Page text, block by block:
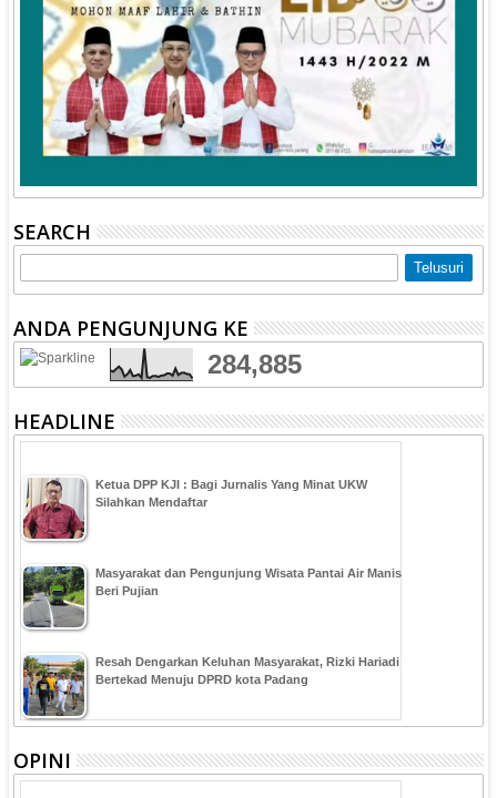
SEARCH
ANDA PENGUNJUNG KE
284,885
HEADLINE
Ketua DPP KJI : Bagi Jurnalis Yang Minat UKW
Silahkan Mendaftar
Masyarakat dan Pengunjung Wisata Pantai Air Manis
Beri Pujian
Resah Dengarkan Keluhan Masyarakat, Rizki Hariadi
Bertekad Menuju DPRD kota Padang
OPINI